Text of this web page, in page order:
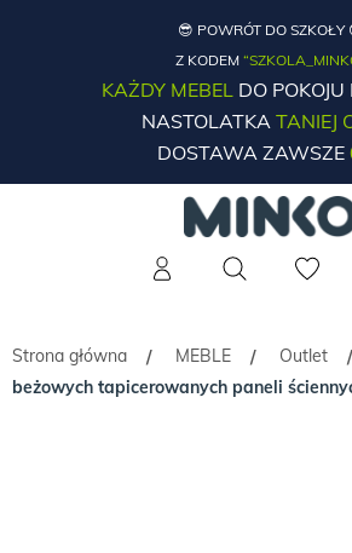
😎 POWRÓT DO SZKOŁY
Z KODEM
KAŻDY MEBELDO POKOJU
NASTOLATKATANIEJ
DOSTAWA ZAWSZE
Strona główna / MEBLE / Outlet /
beżowych tapicerowanych paneli